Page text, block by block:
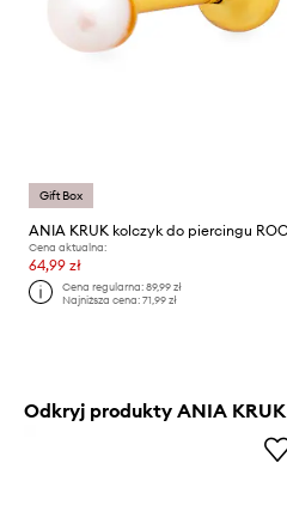
Gift Box
Cena aktualna:
64,99 zł
Cena regularna:89,99 zł
Najniższa cena:71,99 zł
Odkryj produkty ANIA KRUK